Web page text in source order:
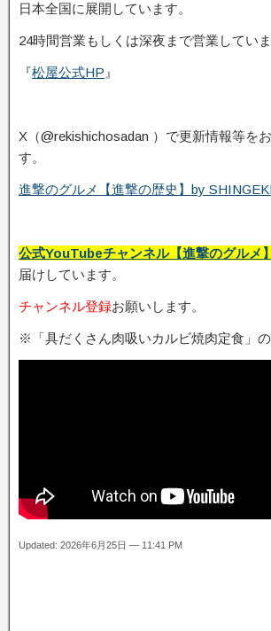
日本全国に展開しています。
24時間営業もしくは深夜まで営業していま
『松屋公式HP 』
X（@rekishichosadan ）で更新情報等を
す。
進撃のグルメ【進撃の歴史】by
公式YouTubeチャンネル【進撃のグルメ】
届けしています。
チャンネル登録お願いします。
※「具だくさん肉吸いカルビ焼肉定食」の
Updated: 2026年6月25日 — 11:41 PM